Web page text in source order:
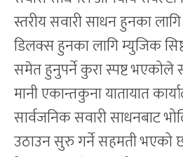
स्तरीय सवारी साधन हुनका
डिलक्स हुनका लागि म्युजिक
समेत हुनुपर्ने कुरा स्पष्ट भएकोले
मानी एकान्तकुना यातायात
सार्वजनिक सवारी साधनबाट
उठाउन सुरु गर्ने सहमती भएको छ